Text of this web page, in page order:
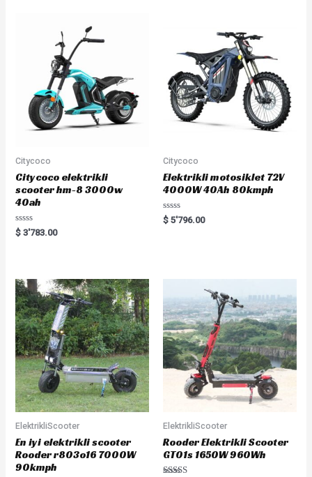
Citycoco
Citycoco elektrikli
scooter hm-8 3000w
40ah
Rated
0
$ 3'783.00
Citycoco
Elektrikli motosiklet 72V
4000W 40Ah 80kmph
Rated
0
$ 5'796.00
ElektrikliScooter
En iyi elektrikli scooter
Rooder r803o16 7000W
90kmph
ElektrikliScooter
Rooder Elektrikli Scooter
GT01s 1650W 960Wh